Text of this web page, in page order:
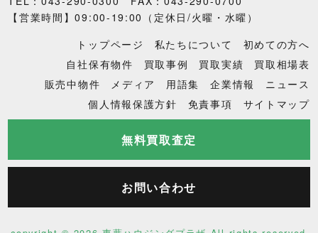
【営業時間】09:00-19:00（定休日/火曜・水曜）
トップページ
私たちについて
初めての方へ
自社保有物件
買取事例 買取実績
買取相場表
販売中物件
メディア 用語集 企業情報
ニュース
個人情報保護方針
免責事項 サイトマップ
無料買取査定
お問い合わせ